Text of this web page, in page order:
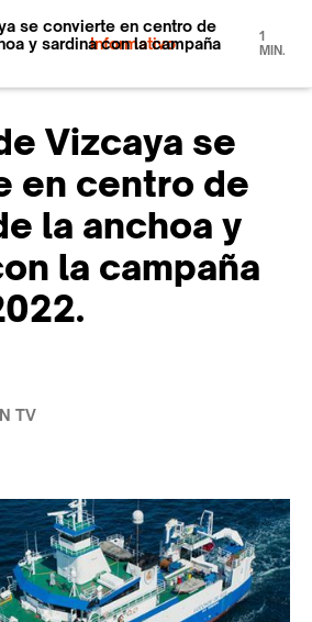
Informativo
se convierte en centro de
y sardina con la campaña
1
MIN.
Vizcaya se
en centro de
la anchoa y
la campaña
TV